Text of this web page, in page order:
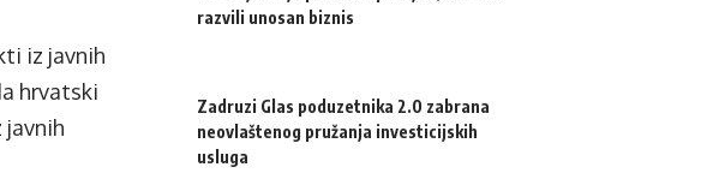
iz javnih
hrvatski
razvili unosan biznis
Zadruzi Glas poduzetnika 2.0 zabrana
neovlaštenog pružanja investicijskih
usluga